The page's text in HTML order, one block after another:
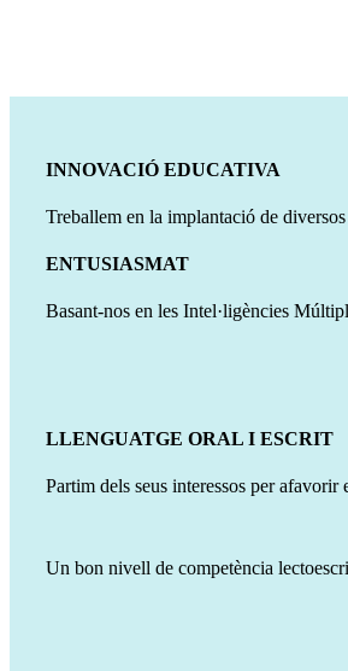
INNOVACIÓ EDUCATIVA
Treballem en la implantació de
ENTUSIASMAT
Basant-nos en les Intel·ligències
LLENGUATGE ORAL I ESCRIT
Partim dels seus interessos per
Un bon nivell de competència